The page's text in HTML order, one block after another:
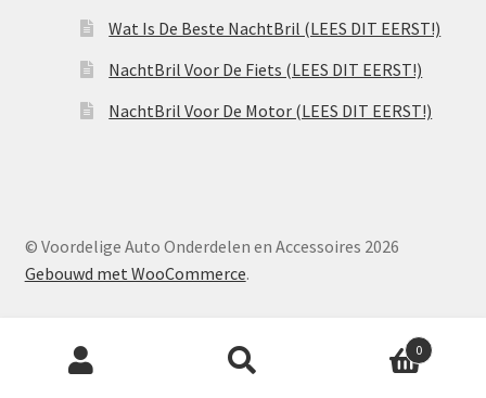
Wat Is De Beste NachtBril (LEES DIT EERST!)
NachtBril Voor De Fiets (LEES DIT EERST!)
NachtBril Voor De Motor (LEES DIT EERST!)
© Voordelige Auto Onderdelen en Accessoires 2026
Gebouwd met WooCommerce.
Producten
zoeken
0